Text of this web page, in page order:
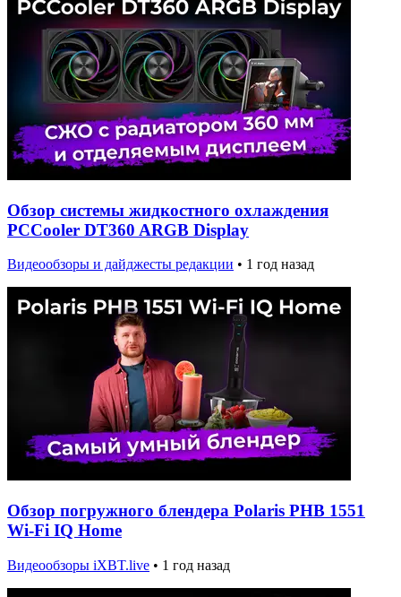
Обзор системы жидкостного охлаждения
PCCooler DT360 ARGB Display
Видеообзоры и дайджесты редакции • 1 год назад
Обзор погружного блендера Polaris PHB 1551
Wi-Fi IQ Home
Видеообзоры iXBT.live • 1 год назад